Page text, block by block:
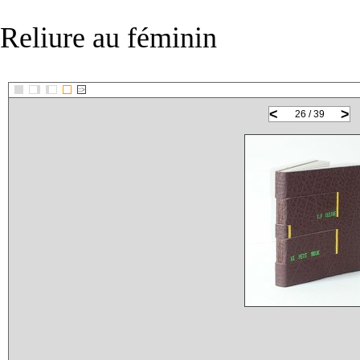
Reliure au féminin
::>
< >
26 / 39